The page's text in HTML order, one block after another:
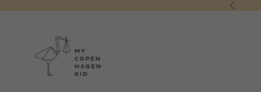
Forrige